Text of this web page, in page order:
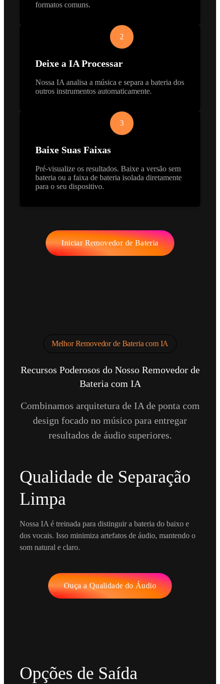
formatos comuns.
2
Deixe a IA Processar
Nossa IA analisa a música e separa a bateria dos
outros instrumentos automaticamente.
3
Baixe Suas Faixas
Pré-visualize os resultados. Baixe a versão sem
bateria ou a faixa de bateria isolada diretamente
para o seu dispositivo.
Iniciar Removedor de Bateria
Melhor Removedor de Bateria com IA
Recursos Poderosos do Nosso Removedor de
Bateria com IA
Combinamos arquitetura de IA de ponta com
design focado no músico para entregar
resultados de áudio superiores.
Qualidade de Separação
Limpa
Nossa IA é treinada para distinguir a bateria do baixo e
dos vocais. Isso minimiza artefatos de áudio, mantendo o
som natural e claro.
Ouça a Qualidade do Áudio
Opções de Saída